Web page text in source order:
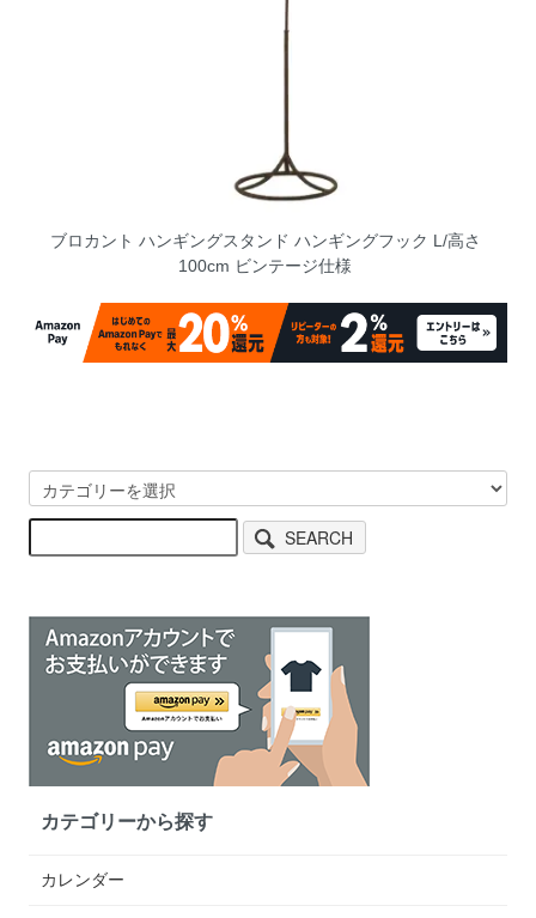
ブロカント ハンギングスタンド ハンギングフック L/高さ
100cm ビンテージ仕様
SEARCH
カテゴリーから探す
カレンダー